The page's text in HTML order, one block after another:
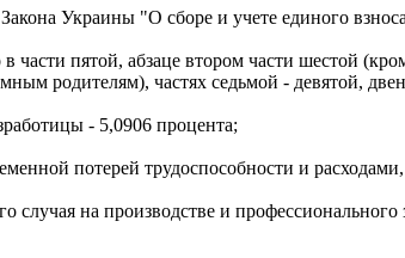
Украины "О сборе и учете единого
части пятой, абзаце втором части шестой
родителям), частях седьмой - девятой,
- 5,0906 процента;
потерей трудоспособности и
случая на производстве и